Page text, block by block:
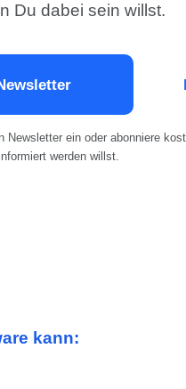
Du dabei sein willst.
Newsletter ein oder abonniere
werden willst.
kann: